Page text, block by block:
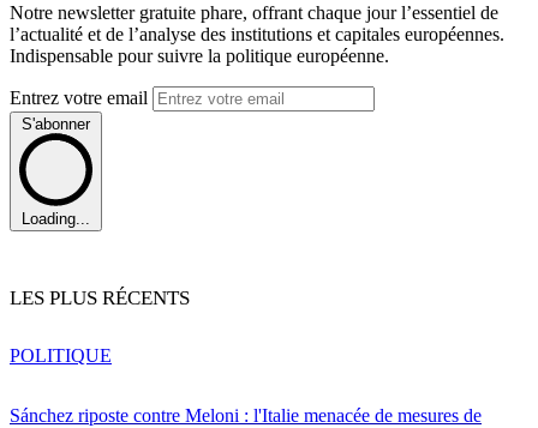
Notre newsletter gratuite phare, offrant chaque jour l’essentiel de
l’actualité et de l’analyse des institutions et capitales européennes.
Indispensable pour suivre la politique européenne.
Entrez votre email
S'abonner
Loading...
LES PLUS RÉCENTS
Sánchez riposte contre Meloni : l'Italie menacée de mesures de
POLITIQUE